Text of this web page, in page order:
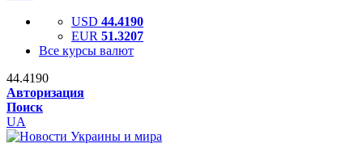
USD 44.4190
EUR 51.3207
Все курсы валют
44.4190
Авторизация
Поиск
UA